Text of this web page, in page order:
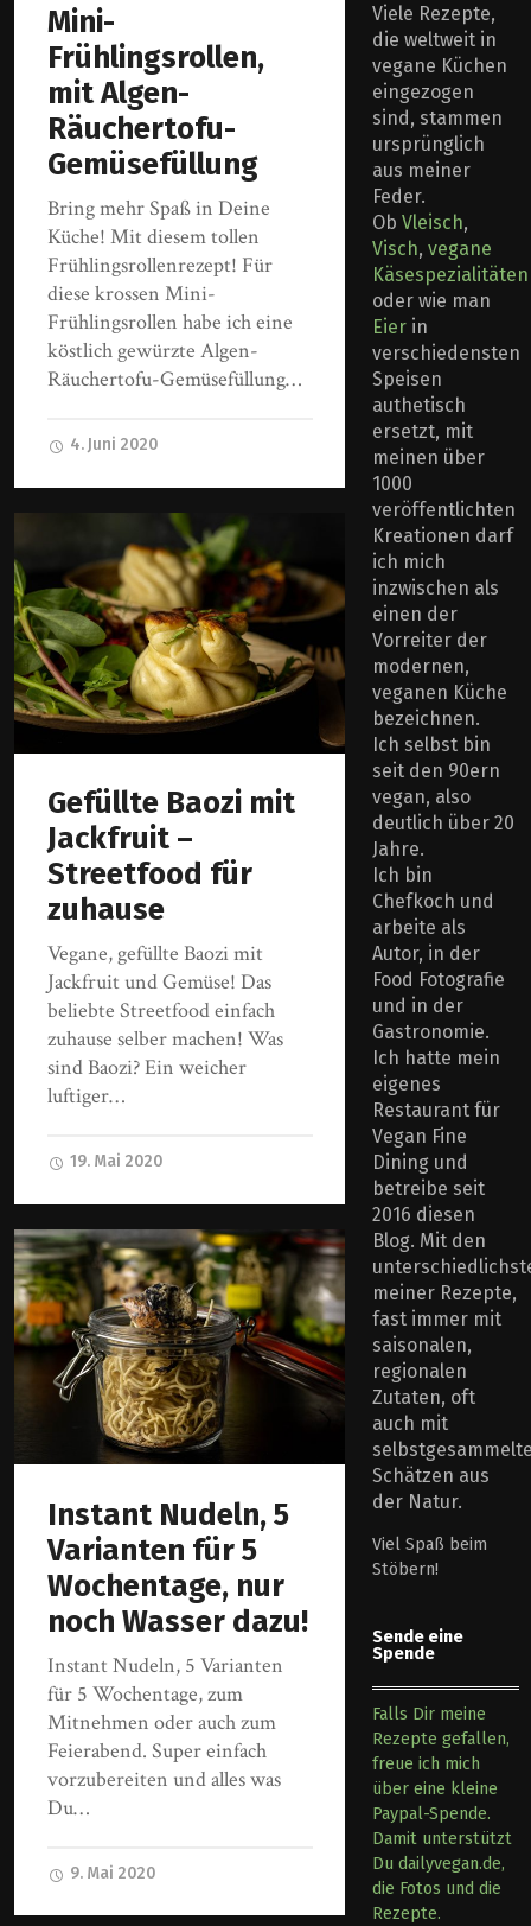
Mini-
Frühlingsrollen,
mit Algen-
Räuchertofu-
Gemüsefüllung
Bring mehr Spaß in Deine
Küche! Mit diesem tollen
Frühlingsrollenrezept! Für
diese krossen Mini-
Frühlingsrollen habe ich eine
köstlich gewürzte Algen-
Räuchertofu-Gemüsefüllung…
4. Juni 2020
Gefüllte Baozi mit
Jackfruit –
Streetfood für
zuhause
Vegane, gefüllte Baozi mit
Jackfruit und Gemüse! Das
beliebte Streetfood einfach
zuhause selber machen! Was
sind Baozi? Ein weicher
luftiger…
19. Mai 2020
Instant Nudeln, 5
Varianten für 5
Wochentage, nur
noch Wasser dazu!
Instant Nudeln, 5 Varianten
für 5 Wochentage, zum
Mitnehmen oder auch zum
Feierabend. Super einfach
vorzubereiten und alles was
Du…
9. Mai 2020
Viele Rezepte,
die weltweit in
vegane Küchen
eingezogen
sind, stammen
ursprünglich
aus meiner
Feder.
Ob Vleisch,
Visch, vegane
Käsespezialitäten
oder wie man
Eierin
verschiedensten
Speisen
authetisch
ersetzt, mit
meinen über
1000
veröffentlichten
Kreationen darf
ich mich
inzwischen als
einen der
Vorreiter der
modernen,
veganen Küche
bezeichnen.
Ich selbst bin
seit den 90ern
vegan, also
deutlich über 20
Jahre.
Ich bin
Chefkoch und
arbeite als
Autor, in der
Food Fotografie
und in der
Gastronomie.
Ich hatte mein
eigenes
Restaurant für
Vegan Fine
Dining und
betreibe seit
2016 diesen
Blog. Mit den
meiner Rezepte,
fast immer mit
saisonalen,
regionalen
Zutaten, oft
auch mit
Schätzen aus
der Natur.
Viel Spaß beim
Stöbern!
Sende eine
Spende
Falls Dir meine
Rezepte gefallen,
freue ich mich
über eine kleine
Paypal-Spende.
Damit unterstützt
Du dailyvegan.de,
die Fotos und die
Rezepte.